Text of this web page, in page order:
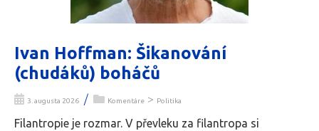
Ivan Hoffman: Šikanování
(chudáků) boháčů
3. augusta 2026 / Komentáre > Politika
Filantropie je rozmar. V převleku za filantropa si